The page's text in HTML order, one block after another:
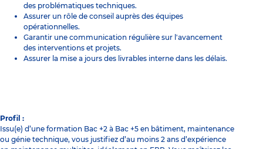
des problématiques techniques.
Assurer un rôle de conseil auprès des équipes
opérationnelles.
Garantir une communication régulière sur l'avancement
des interventions et projets.
Assurer la mise a jours des livrables interne dans les délais.
Profil :
Issu(e) d’une formation Bac +2 à Bac +5 en bâtiment, maintenance
ou génie technique, vous justifiez d’au moins 2 ans d’expérience